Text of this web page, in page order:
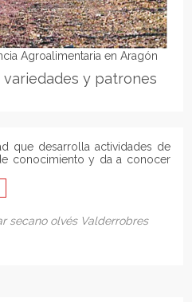
Agroalimentaria en Aragón
y patrones
que desarrolla actividades de
conocimiento y da a conocer
secano olvés Valderrobres